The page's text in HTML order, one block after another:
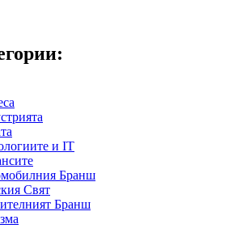
и IT
Бранш
Свят
Бранш